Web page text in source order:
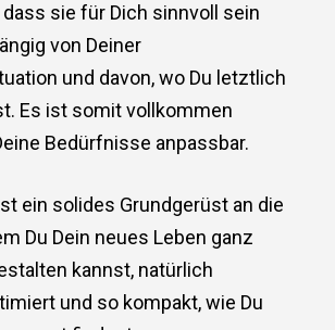
sie für Dich sinnvoll sein
von Deiner
und davon, wo Du letztlich
Es ist somit vollkommen
Bedürfnisse anpassbar.
ein solides Grundgerüst an die
Du Dein neues Leben ganz
kannst, natürlich
und so kompakt, wie Du